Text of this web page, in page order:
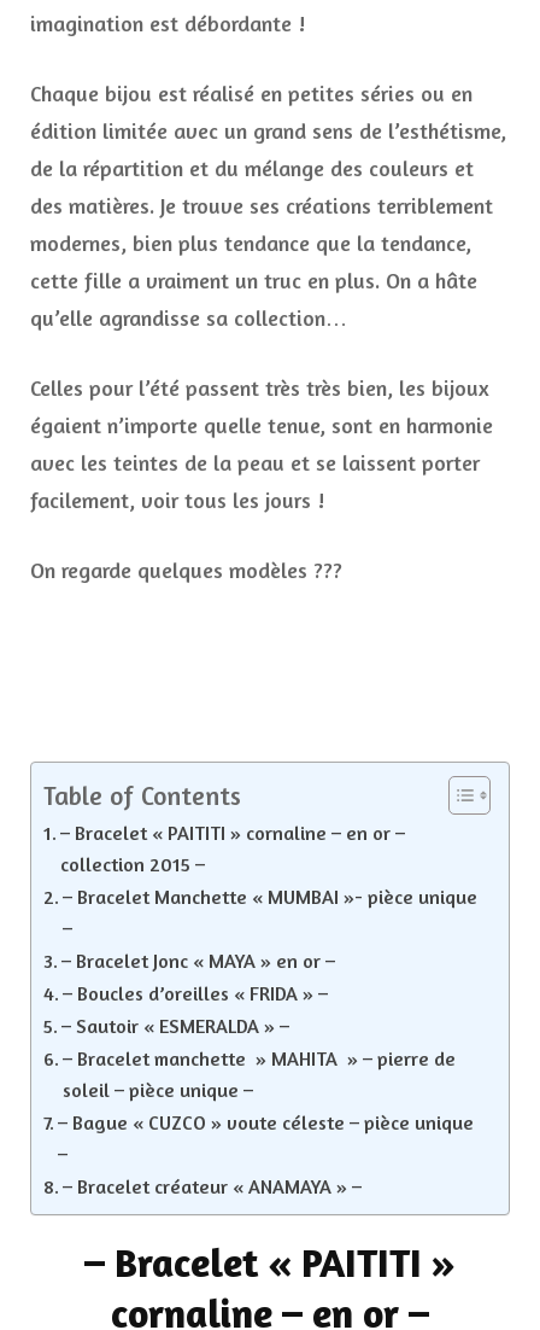
imagination est débordante !
Chaque bijou est réalisé en petites séries ou en
édition limitée avec un grand sens de l’esthétisme,
de la répartition et du mélange des couleurs et
des matières. Je trouve ses créations terriblement
modernes, bien plus tendance que la tendance,
cette fille a vraiment un truc en plus. On a hâte
qu’elle agrandisse sa collection…
Celles pour l’été passent très très bien, les bijoux
égaient n’importe quelle tenue, sont en harmonie
avec les teintes de la peau et se laissent porter
facilement, voir tous les jours !
On regarde quelques modèles ???
Table of Contents
– Bracelet « PAITITI » cornaline – en or –
collection 2015 –
– Bracelet Manchette « MUMBAI »- pièce unique
–
– Bracelet Jonc « MAYA » en or –
– Boucles d’oreilles « FRIDA » –
– Sautoir « ESMERALDA » –
– Bracelet manchette » MAHITA » – pierre de
soleil – pièce unique –
– Bague « CUZCO » voute céleste – pièce unique
–
– Bracelet créateur « ANAMAYA » –
– Bracelet « PAITITI »
cornaline – en or –